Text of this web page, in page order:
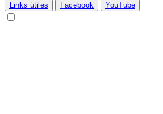
Links útiles Facebook YouTube